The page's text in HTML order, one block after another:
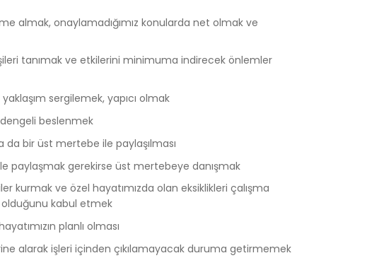
almak, onaylamadığımız konularda net olmak ve
tanımak ve etkilerini minimuma indirecek önlemler
sergilemek, yapıcı olmak
dengeli beslenmek
da bir üst mertebe ile paylaşılması
paylaşmak gerekirse üst mertebeye danışmak
kurmak ve özel hayatımızda olan eksiklikleri çalışma
kabul etmek
planlı olması
alarak işleri içinden çıkılamayacak duruma getirmemek